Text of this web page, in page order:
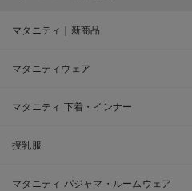
マタニティ｜新商品
マタニティウェア
マタニティ 下着・インナー
授乳服
マタニティ パジャマ・ルームウェア